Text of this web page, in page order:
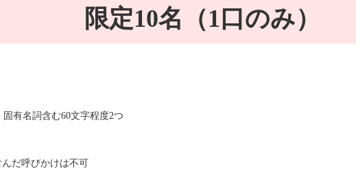
限定10名（1口のみ）
有名詞含む60文字程度2つ
んだ呼びかけは不可